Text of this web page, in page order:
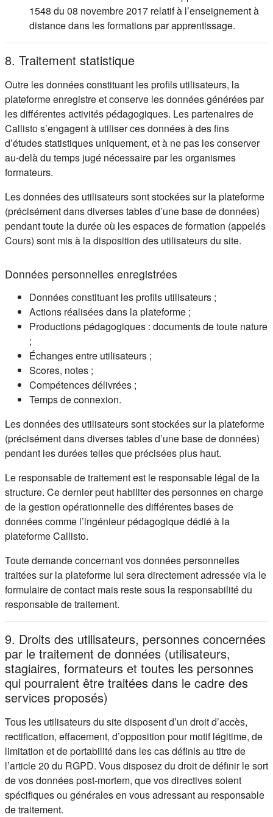
1548 du 08 novembre 2017 relatif à l’enseignement à
distance dans les formations par apprentissage.
8. Traitement statistique
Outre les données constituant les profils utilisateurs, la
plateforme enregistre et conserve les données générées par
les différentes activités pédagogiques. Les partenaires de
Callisto s’engagent à utiliser ces données à des fins
d’études statistiques uniquement, et à ne pas les conserver
au-delà du temps jugé nécessaire par les organismes
formateurs.
Les données des utilisateurs sont stockées sur la plateforme
(précisément dans diverses tables d’une base de données)
pendant toute la durée où les espaces de formation (appelés
Cours) sont mis à la disposition des utilisateurs du site.
Données personnelles enregistrées
Données constituant les profils utilisateurs ;
Actions réalisées dans la plateforme ;
Productions pédagogiques : documents de toute nature
;
Échanges entre utilisateurs ;
Scores, notes ;
Compétences délivrées ;
Temps de connexion.
Les données des utilisateurs sont stockées sur la plateforme
(précisément dans diverses tables d’une base de données)
pendant les durées telles que précisées plus haut.
Le responsable de traitement est le responsable légal de la
structure. Ce dernier peut habiliter des personnes en charge
de la gestion opérationnelle des différentes bases de
données comme l’ingénieur pédagogique dédié à la
plateforme Callisto.
Toute demande concernant vos données personnelles
traitées sur la plateforme lui sera directement adressée via le
formulaire de contact mais reste sous la responsabilité du
responsable de traitement.
9. Droits des utilisateurs, personnes concernées
par le traitement de données (utilisateurs,
stagiaires, formateurs et toutes les personnes
qui pourraient être traitées dans le cadre des
services proposés)
Tous les utilisateurs du site disposent d’un droit d’accès,
rectification, effacement, d’opposition pour motif légitime, de
limitation et de portabilité dans les cas définis au titre de
l’article 20 du RGPD. Vous disposez du droit de définir le sort
de vos données post-mortem, que vos directives soient
spécifiques ou générales en vous adressant au responsable
de traitement.